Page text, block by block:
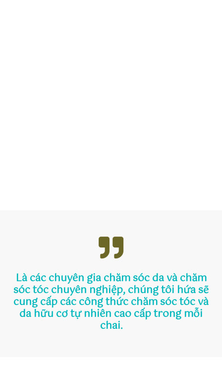
Là các chuyên gia chăm sóc da và chăm
sóc tóc chuyên nghiệp, chúng tôi hứa sẽ
cung cấp các công thức chăm sóc tóc và
da hữu cơ tự nhiên cao cấp trong mỗi
chai.